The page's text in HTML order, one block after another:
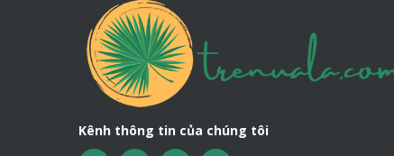
Kênh thông tin của chúng tôi